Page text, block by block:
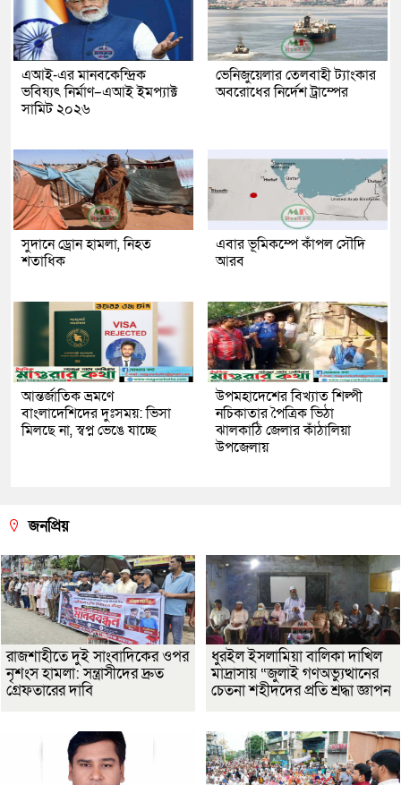
এআই-এর মানবকেন্দ্রিক
ভবিষ্যৎ নির্মাণ–এআই ইমপ্যাক্ট
সামিট ২০২৬
ভেনিজুয়েলার তেলবাহী ট্যাংকার
অবরোধের নির্দেশ ট্রাম্পের
সুদানে ড্রোন হামলা, নিহত
শতাধিক
এবার ভূমিকম্পে কাঁপল সৌদি
আরব
আন্তর্জাতিক ভ্রমণে
বাংলাদেশিদের দুঃসময়: ভিসা
মিলছে না, স্বপ্ন ভেঙে যাচ্ছে
উপমহাদেশের বিখ্যাত শিল্পী
নচিকাতার পৈত্রিক ভিঠা
ঝালকাঠি জেলার কাঁঠালিয়া
উপজেলায়
জনপ্রিয়
রাজশাহীতে দুই সাংবাদিকের ওপর
নৃশংস হামলা: সন্ত্রাসীদের দ্রুত
গ্রেফতারের দাবি
ধুরইল ইসলামিয়া বালিকা দাখিল
মাদ্রাসায় “জুলাই গণঅভ্যুত্থানের
চেতনা শহীদদের প্রতি শ্রদ্ধা জ্ঞাপন